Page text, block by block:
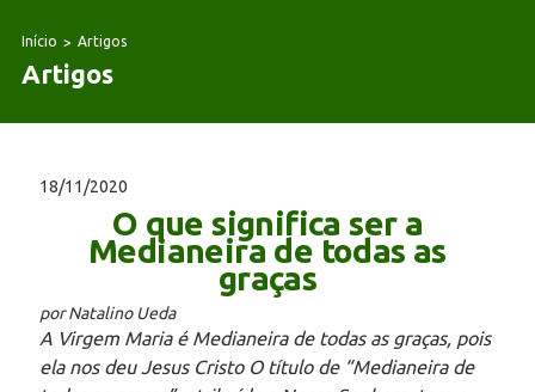
Início Artigos
Artigos
18/11/2020
O que significa ser a
Medianeira de todas as
graças
por Natalino Ueda
A Virgem Maria é Medianeira de todas as graças, pois
ela nos deu Jesus Cristo O título de “Medianeira de